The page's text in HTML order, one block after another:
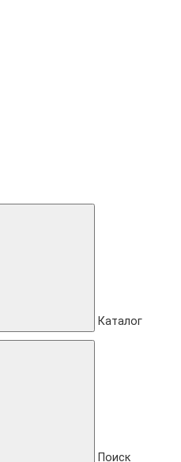
Каталог
Поиск